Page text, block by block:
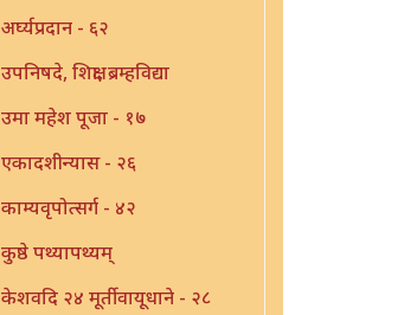
अर्घ्यप्रदान - ६२
उपनिषदे, शिक्षा, ब्रम्हविद्या
उमा महेश पूजा - १७
एकादशीन्यास - २६
काम्यवृपोत्सर्ग - ४२
कुष्ठे पथ्यापथ्यम्
केशवदि २४ मूर्तीवायूधाने - २८